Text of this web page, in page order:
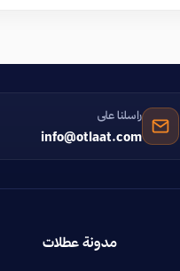
راسلنا على
info@otlaat.com
مدونة عطلات